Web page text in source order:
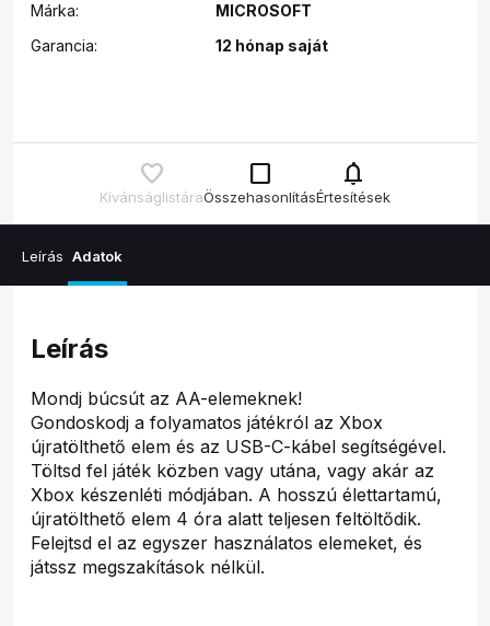
Márka:
MICROSOFT
Garancia:
12 hónap saját
Kívánságlistára
check_box_outline_blank
Összehasonlítás
notifications
Értesítések
Leírás Adatok
Leírás
Mondj búcsút az AA-elemeknek!
Gondoskodj a folyamatos játékról az Xbox
újratölthető elem és az USB-C-kábel segítségével.
Töltsd fel játék közben vagy utána, vagy akár az
Xbox készenléti módjában. A hosszú élettartamú,
újratölthető elem 4 óra alatt teljesen feltöltődik.
Felejtsd el az egyszer használatos elemeket, és
játssz megszakítások nélkül.